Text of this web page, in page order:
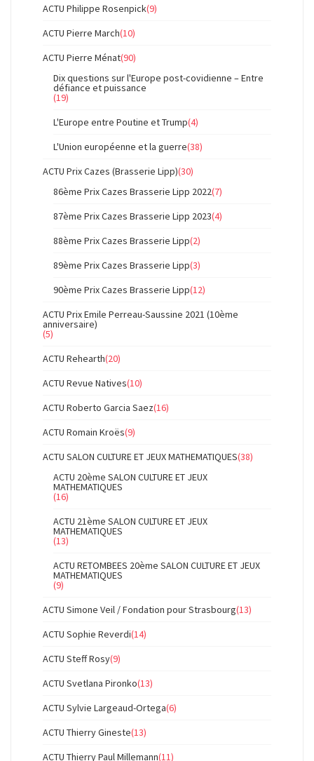
ACTU Philippe Rosenpick(9)
ACTU Pierre March(10)
ACTU Pierre Ménat(90)
Dix questions sur l'Europe post-covidienne – Entre
défiance et puissance
(19)
L'Europe entre Poutine et Trump(4)
L'Union européenne et la guerre(38)
ACTU Prix Cazes (Brasserie Lipp)(30)
86ème Prix Cazes Brasserie Lipp 2022(7)
87ème Prix Cazes Brasserie Lipp 2023(4)
88ème Prix Cazes Brasserie Lipp(2)
89ème Prix Cazes Brasserie Lipp(3)
90ème Prix Cazes Brasserie Lipp(12)
ACTU Prix Emile Perreau-Saussine 2021 (10ème
anniversaire)
(5)
ACTU Rehearth(20)
ACTU Revue Natives(10)
ACTU Roberto Garcia Saez(16)
ACTU Romain Kroës(9)
ACTU SALON CULTURE ET JEUX MATHEMATIQUES(38)
ACTU 20ème SALON CULTURE ET JEUX
MATHEMATIQUES
(16)
ACTU 21ème SALON CULTURE ET JEUX
MATHEMATIQUES
(13)
ACTU RETOMBEES 20ème SALON CULTURE ET JEUX
MATHEMATIQUES
(9)
ACTU Simone Veil / Fondation pour Strasbourg(13)
ACTU Sophie Reverdi(14)
ACTU Steff Rosy(9)
ACTU Svetlana Pironko(13)
ACTU Sylvie Largeaud-Ortega(6)
ACTU Thierry Gineste(13)
ACTU Thierry Paul Millemann(11)